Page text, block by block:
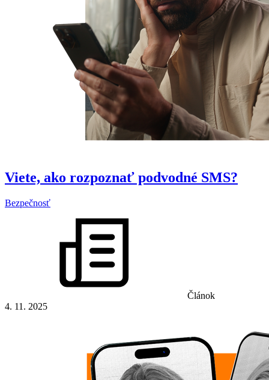
Viete, ako rozpoznať podvodné SMS?
Bezpečnosť
Článok
4. 11. 2025